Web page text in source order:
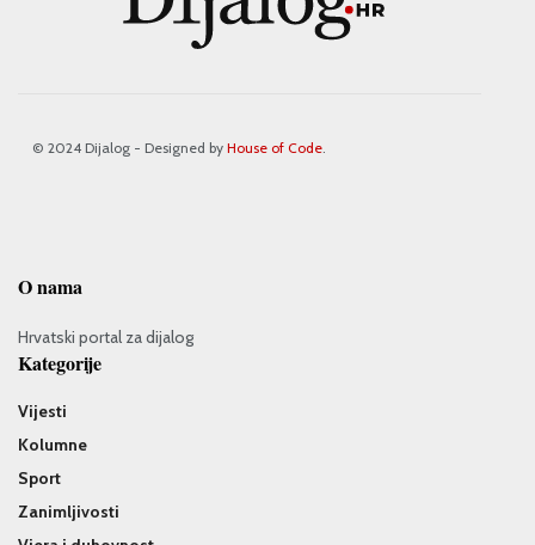
© 2024 Dijalog - Designed by House of Code.
O nama
Hrvatski portal za dijalog
Kategorije
Vijesti
Kolumne
Sport
Zanimljivosti